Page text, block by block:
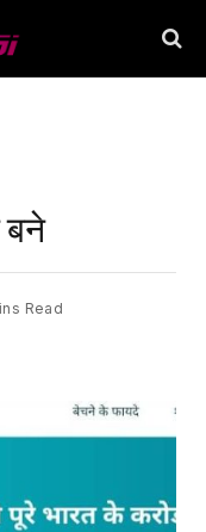
Read